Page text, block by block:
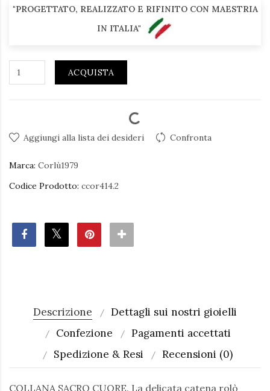
"PROGETTATO, REALIZZATO E RIFINITO CON MAESTRIA
IN ITALIA"
ACQUISTA
Aggiungi alla lista dei desideri Confronta
Marca: Corlù1979
Codice Prodotto: ccor414.2
Descrizione
Dettagli sui nostri gioielli
Confezione
Pagamenti accettati
Spedizione & Resi
Recensioni (0)
COLLANA SACRO CUORE. La delicata catena rolò